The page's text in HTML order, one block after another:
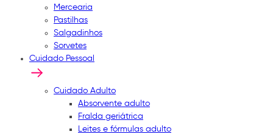
Mercearia
Pastilhas
Salgadinhos
Sorvetes
Cuidado Pessoal
Cuidado Adulto
Absorvente adulto
Fralda geriátrica
Leites e fórmulas adulto